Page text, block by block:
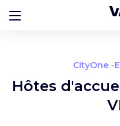
CityOne -
Hôtes